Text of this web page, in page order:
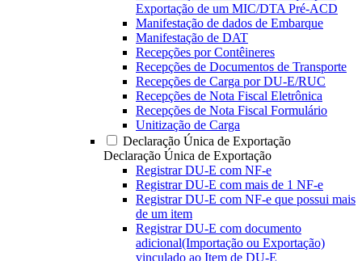
Exportação de um MIC/DTA Pré-ACD
Manifestação de dados de Embarque
Manifestação de DAT
Recepções por Contêineres
Recepções de Documentos de Transporte
Recepções de Carga por DU-E/RUC
Recepções de Nota Fiscal Eletrônica
Recepções de Nota Fiscal Formulário
Unitização de Carga
Declaração Única de Exportação
Declaração Única de Exportação
Registrar DU-E com NF-e
Registrar DU-E com mais de 1 NF-e
Registrar DU-E com NF-e que possui mais
de um item
Registrar DU-E com documento
adicional(Importação ou Exportação)
vinculado ao Item de DU-E